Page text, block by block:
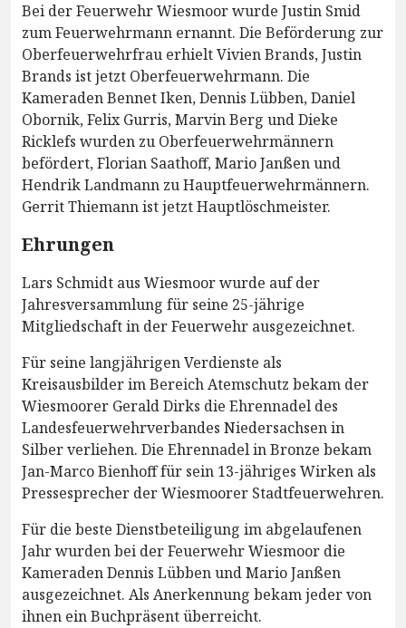
Bei der Feuerwehr Wiesmoor wurde Justin Smid
zum Feuerwehrmann ernannt. Die Beförderung zur
Oberfeuerwehrfrau erhielt Vivien Brands, Justin
Brands ist jetzt Oberfeuerwehrmann. Die
Kameraden Bennet Iken, Dennis Lübben, Daniel
Obornik, Felix Gurris, Marvin Berg und Dieke
Ricklefs wurden zu Oberfeuerwehrmännern
befördert, Florian Saathoff, Mario Janßen und
Hendrik Landmann zu Hauptfeuerwehrmännern.
Gerrit Thiemann ist jetzt Hauptlöschmeister.
Ehrungen
Lars Schmidt aus Wiesmoor wurde auf der
Jahresversammlung für seine 25-jährige
Mitgliedschaft in der Feuerwehr ausgezeichnet.
Für seine langjährigen Verdienste als
Kreisausbilder im Bereich Atemschutz bekam der
Wiesmoorer Gerald Dirks die Ehrennadel des
Landesfeuerwehrverbandes Niedersachsen in
Silber verliehen. Die Ehrennadel in Bronze bekam
Jan-Marco Bienhoff für sein 13-jähriges Wirken als
Pressesprecher der Wiesmoorer Stadtfeuerwehren.
Für die beste Dienstbeteiligung im abgelaufenen
Jahr wurden bei der Feuerwehr Wiesmoor die
Kameraden Dennis Lübben und Mario Janßen
ausgezeichnet. Als Anerkennung bekam jeder von
ihnen ein Buchpräsent überreicht.